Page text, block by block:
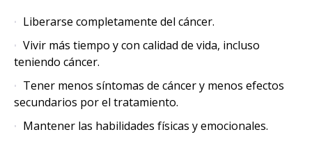
Liberarse completamente del cáncer.
Vivir más tiempo y con calidad de vida, incluso
teniendo cáncer.
Tener menos síntomas de cáncer y menos efectos
secundarios por el tratamiento.
Mantener las habilidades físicas y emocionales.